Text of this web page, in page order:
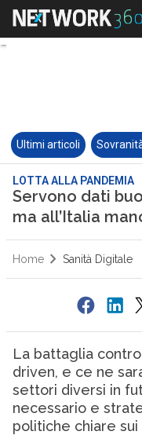
Ultimi articoli
LOTTA ALLA PANDEMIA
Servono dati
ma all’Italia
Home Sanità Digitale
La battaglia
driven, e ce ne
settori diversi in
necessario e
politiche chiare